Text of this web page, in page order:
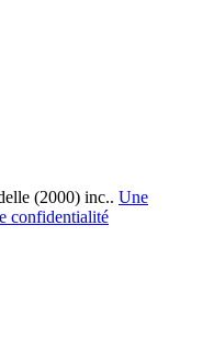
(2000) inc.. Une
confidentialité